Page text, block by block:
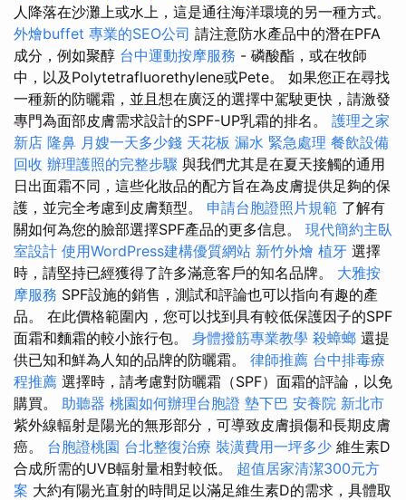
人降落在沙灘上或水上，這是通往海洋環境的另一種方式。
外燴buffet 專業的SEO公司 請注意防水產品中的潛在PFA
成分，例如聚醇 台中運動按摩服務 - 磷酸酯，或在牧師
中，以及Polytetrafluorethylene或Pete。 如果您正在尋找
一種新的防曬霜，並且想在廣泛的選擇中駕駛更快，請激發
專門為面部皮膚需求設計的SPF-UP乳霜的排名。 護理之家
新店 隆鼻 月嫂一天多少錢 天花板 漏水 緊急處理 餐飲設備
回收 辦理護照的完整步驟 與我們尤其是在夏天接觸的通用
日出面霜不同，這些化妝品的配方旨在為皮膚提供足夠的保
護，並完全考慮到皮膚類型。 申請台胞證照片規範 了解有
關如何為您的臉部選擇SPF產品的更多信息。 現代簡約主臥
室設計 使用WordPress建構優質網站 新竹外燴 植牙 選擇
時，請堅持已經獲得了許多滿意客戶的知名品牌。 大雅按
摩服務 SPF設施的銷售，測試和評論也可以指向有趣的產
品。 在此價格範圍內，您可以找到具有較低保護因子的SPF
面霜和麵霜的較小旅行包。 身體撥筋專業教學 殺蟑螂 還提
供已知和鮮為人知的品牌的防曬霜。 律師推薦 台中排毒療
程推薦 選擇時，請考慮對防曬霜（SPF）面霜的評論，以免
購買。 助聽器 桃園如何辦理台胞證 墊下巴 安養院 新北市
紫外線輻射是陽光的無形部分，可導致皮膚損傷和長期皮膚
癌。 台胞證桃園 台北整復治療 裝潢費用一坪多少 維生素D
合成所需的UVB輻射量相對較低。 超值居家清潔300元方
案 大約有陽光直射的時間足以滿足維生素D的需求，具體取